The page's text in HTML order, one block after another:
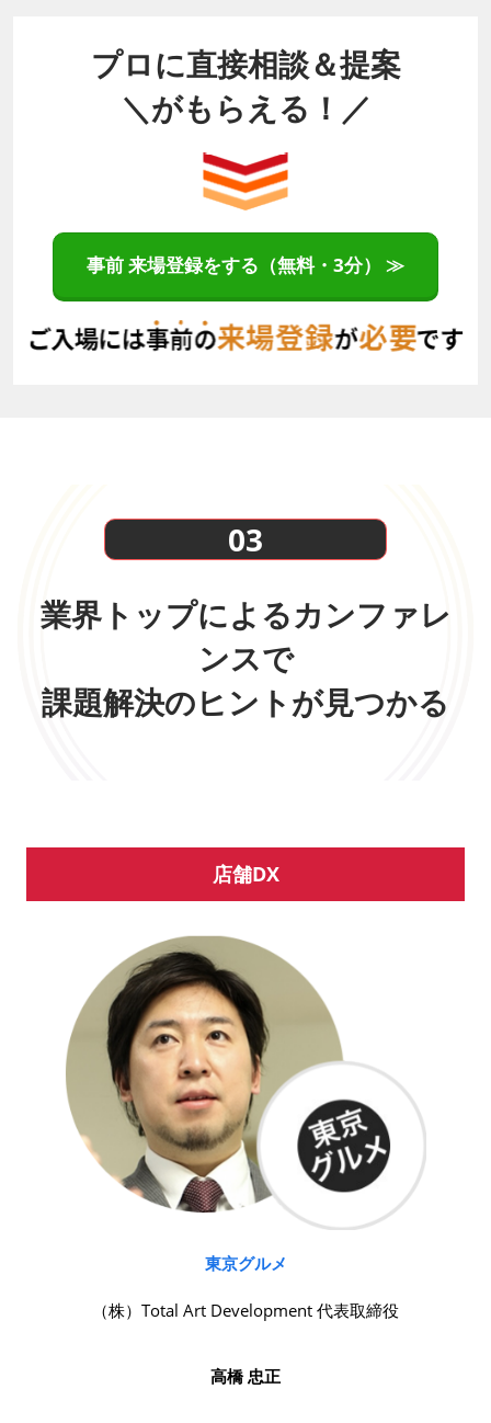
プロに直接相談＆提案
＼がもらえる！／
事前 来場登録をする（無料・3分） ≫
03
業界トップによるカンファレ
ンスで
課題解決のヒントが見つかる
店舗DX
東京グルメ
（株）Total Art Development 代表取締役
高橋 忠正